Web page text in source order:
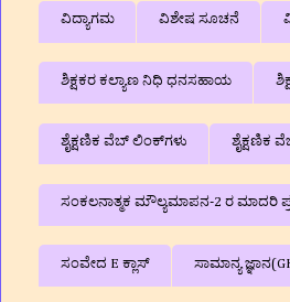
ವಿದ್ಯಾಗಮ ವಿಶೇಷ ಸೂಚನೆ
ಶಿಕ್ಷಕರ ಕಲ್ಯಾಣ ನಿಧಿ ಧನಸಹಾಯ
ಶೈಕ್ಷಣಿಕ ವೆಬ್‌ ಲಿಂಕ್‌ಗಳು ಶೈಕ್ಷಣಿಕ
ಸಂಕಲನಾತ್ಮಕ ಮೌಲ್ಯಮಾಪನ-2 ರ ಮಾದರಿ ಪ್ರಶ್ನೆ
ಸಂವೇದ E ಕ್ಲಾಸ್ ಸಾಮಾನ್ಯ